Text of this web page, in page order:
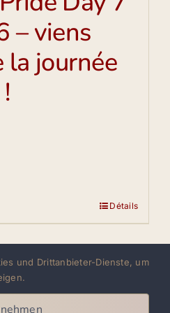
– viens
la journée
Détails
und Drittanbieter-Dienste, um